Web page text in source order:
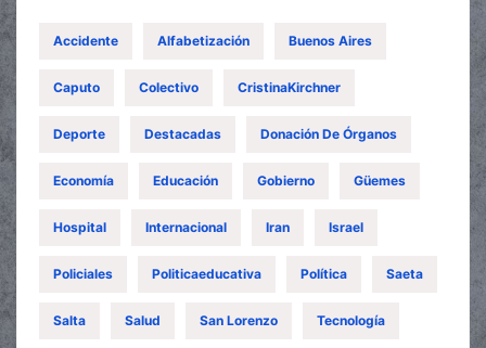
Accidente Alfabetización Buenos Aires
Caputo Colectivo CristinaKirchner
Deporte Destacadas Donación De Órganos
Economía Educación Gobierno Güemes
Hospital Internacional Iran Israel
Policiales Politicaeducativa Política Saeta
Salta Salud San Lorenzo Tecnología